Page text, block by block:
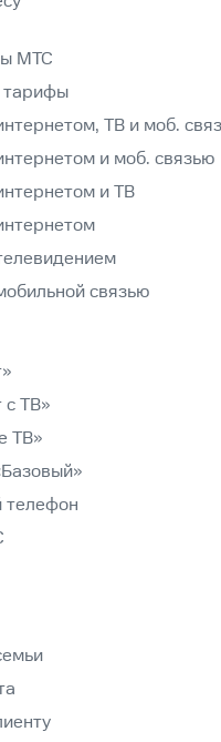
МТС
ТВ и моб.
и моб. связью
и ТВ
связью
с ТВ»
ТВ»